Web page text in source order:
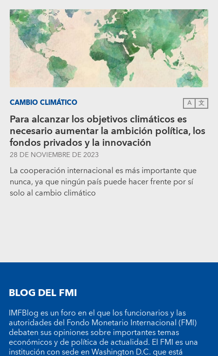
CAMBIO CLIMÁTICO A 文
Para alcanzar los objetivos climáticos es
necesario aumentar la ambición política, los
fondos privados y la innovación
28 DE NOVIEMBRE DE 2023
La cooperación internacional es más importante que
nunca, ya que ningún país puede hacer frente por sí
solo al cambio climático
BLOG DEL FMI
IMFBlog es un foro en el que los funcionarios y las
autoridades del Fondo Monetario Internacional (FMI)
debaten sus opiniones sobre importantes temas
económicos y de política de actualidad. El FMI es una
institución con sede en Washington D.C. que está